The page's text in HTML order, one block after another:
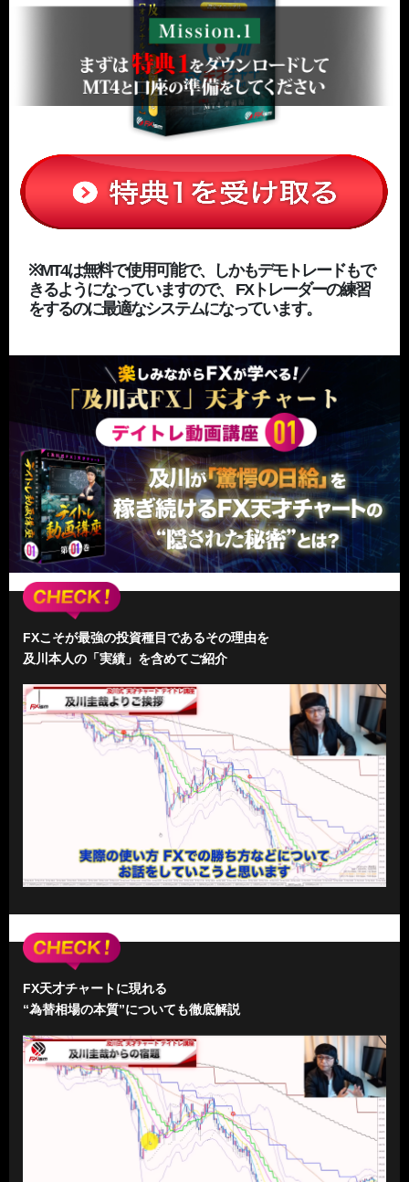
※MT4は無料で使用可能で、しかもデモトレードもで
きるようになっていますので、 FXトレーダーの練習
をするのに最適なシステムになっています。
FXこそが最強の投資種目であるその理由を
及川本人の「実績」を含めてご紹介
FX天才チャートに現れる
“為替相場の本質”についても徹底解説